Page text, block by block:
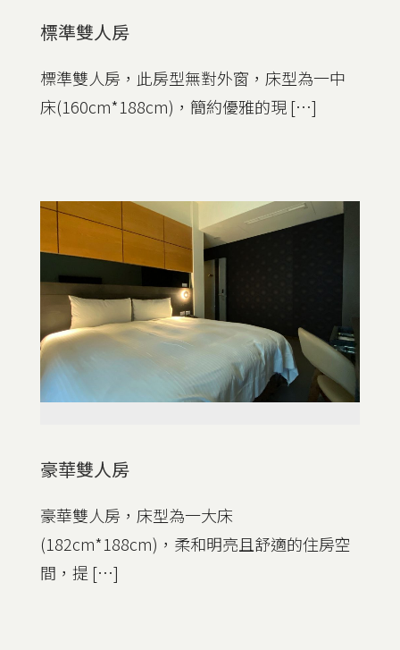
標準雙人房
標準雙人房，此房型無對外窗，床型為一中
床(160cm*188cm)，簡約優雅的現 […]
豪華雙人房
豪華雙人房，床型為一大床
(182cm*188cm)，柔和明亮且舒適的住房空
間，提 […]